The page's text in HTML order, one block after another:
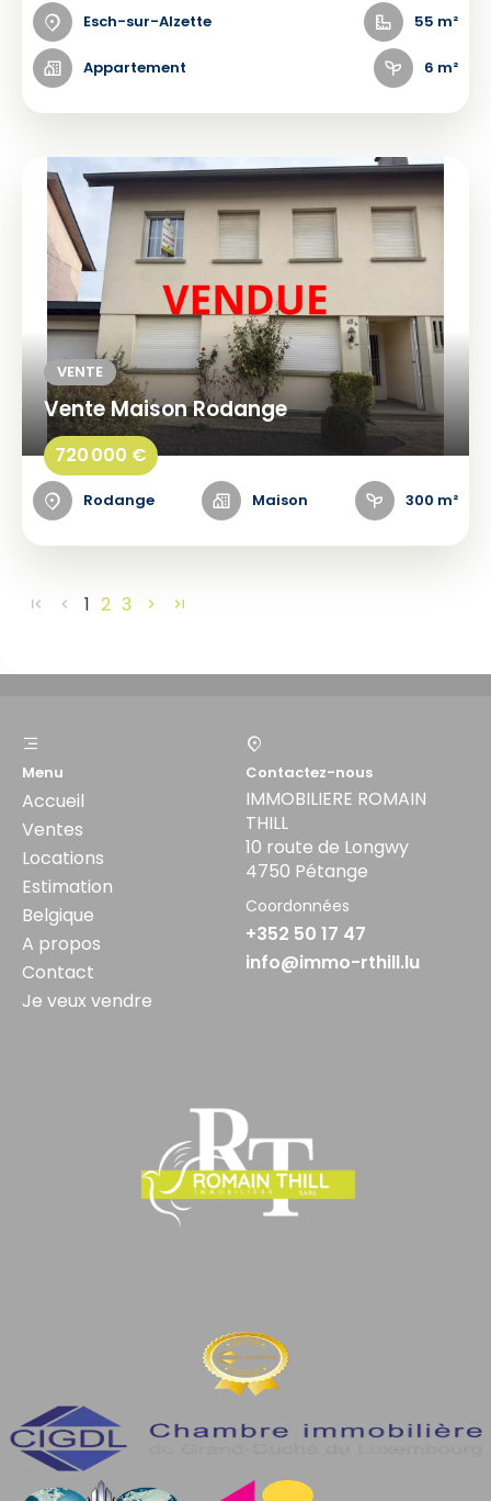
Esch-sur-Alzette 55 m²
Appartement 6 m²
VENTE
Vente Maison Rodange
720 000 €
Rodange Maison 300 m²
1 2 3
Menu
Accueil
Ventes
Locations
Estimation
Belgique
A propos
Contact
Je veux vendre
Contactez-nous
IMMOBILIERE ROMAIN
THILL
10 route de Longwy
4750 Pétange
Coordonnées
+352 50 17 47
info@immo-rthill.lu